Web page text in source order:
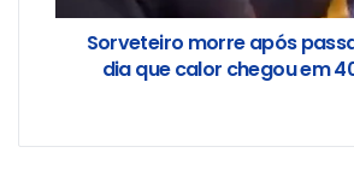
Sorveteiro morre após
dia que calor chegou em